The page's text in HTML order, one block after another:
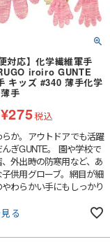
対応】化学繊維軍手
iroiro GUNTE
キッズ #340 薄手化学
手
¥275税込
か。アウトドアでも活躍
ぎGUNTE。 園や学校で
外出時の防寒用など、あ
供用グローブ。網目が細
わらかい手にもしっかり
清潔に長くご利用いただけ
る